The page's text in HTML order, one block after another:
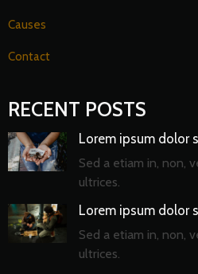
Causes
Contact
RECENT POSTS
Lorem ipsum dolor
Sed a etiam in, non,
ultrices.
Lorem ipsum dolor
Sed a etiam in, non,
ultrices.